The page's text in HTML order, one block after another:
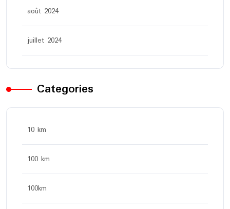
août 2024
juillet 2024
Categories
10 km
100 km
100km